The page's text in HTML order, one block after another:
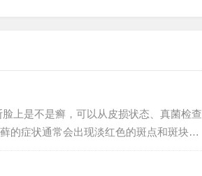
上是不是癣，可以从皮损状态、真菌检查
的症状通常会出现淡红色的斑点和斑块，
瘙痒感和不适感，并且在抓挠后会出现白